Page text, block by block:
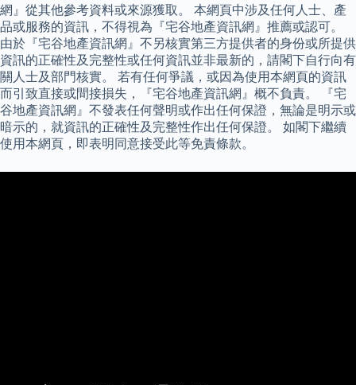
網』從其他參考資料或來源獲取。 本網頁中涉及任何人士、產
品或服務的資訊，不得視為『宅谷地產資訊網』推薦或認可。
由於『宅谷地產資訊網』不另核實第三方提供者的身份或所提供
資訊的正確性及完整性或任何資訊並非最新的，請閣下自行向有
關人士及部門核實。 若有任何爭議，或因為使用本網頁的資訊
而引致直接或間接損失，『宅谷地產資訊網』概不負責。 『宅
谷地產資訊網』不發表任何聲明或作出任何保證，無論是明示或
暗示的，就資訊的正確性及完整性作出任何保證。 如閣下繼續
使用本網頁，即表明同意接受此等免責條款。